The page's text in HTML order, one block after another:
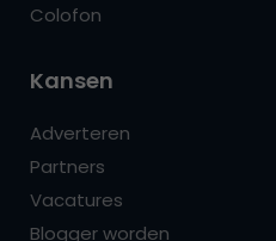
Colofon
Kansen
Adverteren
Partners
Vacatures
Blogger worden